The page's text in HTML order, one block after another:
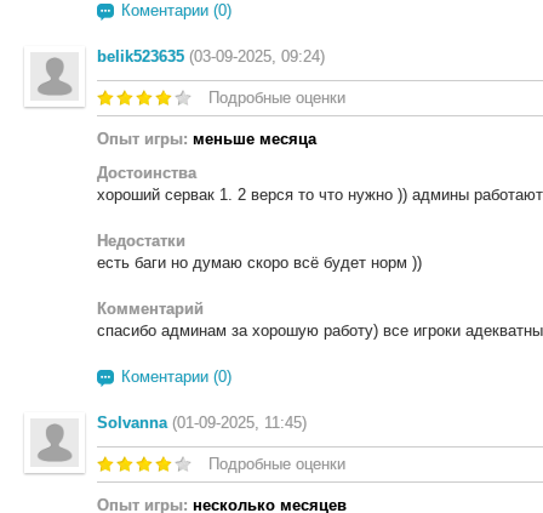
Коментарии (0)
belik523635 (03-09-2025, 09:24)
Подробные оценки
Опыт игры: меньше месяца
Достоинства
хороший сервак 1. 2 верся то что нужно )) админы
Недостатки
есть баги но думаю скоро всё будет норм ))
Комментарий
спасибо админам за хорошую работу) все игроки
Коментарии (0)
Solvanna (01-09-2025, 11:45)
Подробные оценки
Опыт игры: несколько месяцев